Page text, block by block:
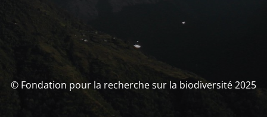
© Fondation pour la recherche sur la biodiversité 2025